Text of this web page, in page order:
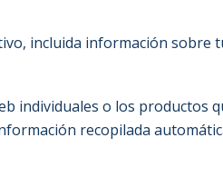
incluida información sobre
individuales o los productos
recopilada